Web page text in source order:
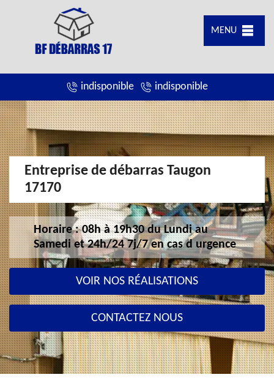
MENU
indisponible indisponible
Entreprise de débarras Taugon
17170
Horaire : 08h à 19h30 du Lundi au
Samedi et 24h/24 7j/7 en cas d urgence
VOIR NOS RÉALISATIONS
CONTACTEZ NOUS